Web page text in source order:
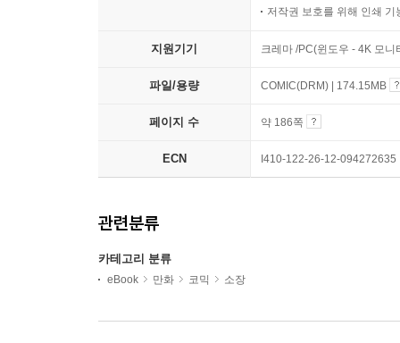
저작권 보호를 위해 인쇄 기
지원기기 크레마 /PC(윈도우 - 4K 모
파일/용량 COMIC(DRM) | 174.15MB
페이지 수 약 186쪽
ECN I410-122-26-12-094272635
관련분류
카테고리 분류
eBook 만화 코믹 소장